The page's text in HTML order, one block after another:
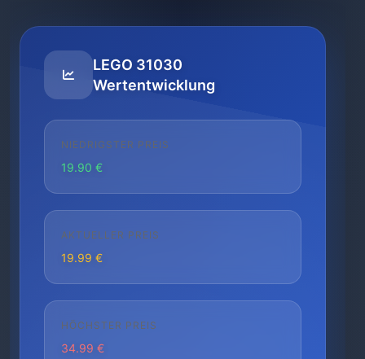
LEGO 31030
Wertentwicklung
NIEDRIGSTER PREIS
19.90 €
AKTUELLER PREIS
19.99 €
HÖCHSTER PREIS
34.99 €